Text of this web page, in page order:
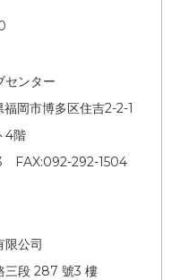
ンター
岡市博多区住吉2-2-1
4階
FAX:092-292-1504
公司
三段 287 號3 樓